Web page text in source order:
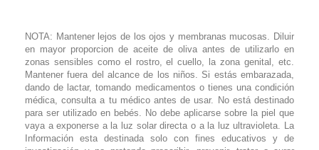
NOTA: Mantener lejos de los ojos y membranas mucosas. Diluir
en mayor proporcion de aceite de oliva antes de utilizarlo en
zonas sensibles como el rostro, el cuello, la zona genital, etc.
Mantener fuera del alcance de los niños. Si estás embarazada,
dando de lactar, tomando medicamentos o tienes una condición
médica, consulta a tu médico antes de usar. No está destinado
para ser utilizado en bebés. No debe aplicarse sobre la piel que
vaya a exponerse a la luz solar directa o a la luz ultravioleta. La
Información esta destinada solo con fines educativos y de